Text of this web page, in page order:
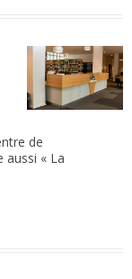
de
aussi « La